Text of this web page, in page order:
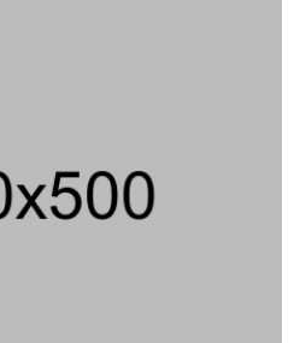
WIB || HUKUM
Prabowo Diduga Dicatut